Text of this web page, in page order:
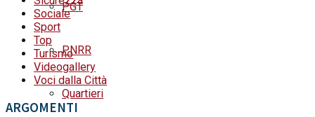
PGT
PNRR
Quartieri
Sociale
Sport
Top
Turismo
Videogallery
Voci dalla Città
ARGOMENTI